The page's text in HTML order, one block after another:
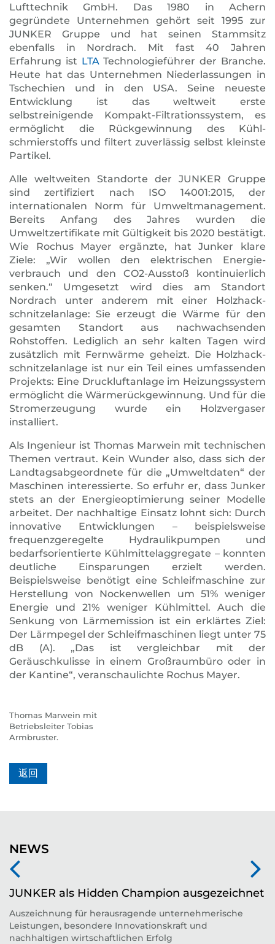
Lufttechnik GmbH. Das 1980 in Achern
gegründete Unternehmen gehört seit 1995 zur
JUNKER Gruppe und hat seinen Stammsitz
ebenfalls in Nordrach. Mit fast 40 Jahren
Erfahrung ist LTATechnologie­führer der Branche.
Heute hat das Unternehmen Nieder­lassungen in
Tschechien und in den USA. Seine neueste
Entwicklung ist das weltweit erste
selbstreinigende Kompakt-Filtrationssystem, es
ermöglicht die Rückgewinnung des Kühl­
schmierstoffs und filtert zuverlässig selbst kleinste
Partikel.
Alle weltweiten Standorte der JUNKER Gruppe
sind zertifiziert nach ISO 14001:2015, der
internationalen Norm für Umwelt­manage­ment.
Bereits Anfang des Jahres wurden die
Umweltzertifikate mit Gültigkeit bis 2020 bestätigt.
Wie Rochus Mayer ergänzte, hat Junker klare
Ziele: „Wir wollen den elektri­schen Energie­
verbrauch und den CO2-Ausstoß kontinuierlich
senken.“ Umgesetzt wird dies am Standort
Nordrach unter anderem mit einer Holz­hack­
schnitzelanlage: Sie erzeugt die Wärme für den
gesamten Standort aus nachwachsenden
Rohstoffen. Lediglich an sehr kalten Tagen wird
zusätzlich mit Fernwärme geheizt. Die Holz­hack­
schnitzelanlage ist nur ein Teil eines umfassenden
Projekts: Eine Druckluftanlage im Heizungssystem
ermöglicht die Wärmerückgewinnung. Und für die
Stromerzeugung wurde ein Holzvergaser
installiert.
Als Ingenieur ist Thomas Marwein mit technischen
Themen vertraut. Kein Wunder also, dass sich der
Landtagsabgeordnete für die „Umweltdaten“ der
Maschinen interessierte. So erfuhr er, dass Junker
stets an der Energieoptimierung seiner Modelle
arbeitet. Der nachhaltige Einsatz lohnt sich: Durch
innovative Entwicklungen – beispielsweise
frequenzgeregelte Hydraulik­pumpen und
bedarfsorientierte Kühlmittelaggregate – konnten
deutliche Einsparungen erzielt werden.
Beispielsweise benötigt eine Schleifmaschine zur
Herstellung von Nockenwellen um 51% weniger
Energie und 21% weniger Kühlmittel. Auch die
Senkung von Lärmemission ist ein erklärtes Ziel:
Der Lärmpegel der Schleifmaschinen liegt unter 75
dB (A). „Das ist vergleichbar mit der
Geräuschkulisse in einem Großraumbüro oder in
der Kantine“, veranschaulichte Rochus Mayer.
Thomas Marwein mit
Betriebsleiter Tobias
Armbruster.
返回
NEWS
JUNKER als Hidden Champion ausgezeichnet
Auszeichnung für herausragende unternehmerische
Leistungen, besondere Innovationskraft und
nachhaltigen wirtschaftlichen Erfolg